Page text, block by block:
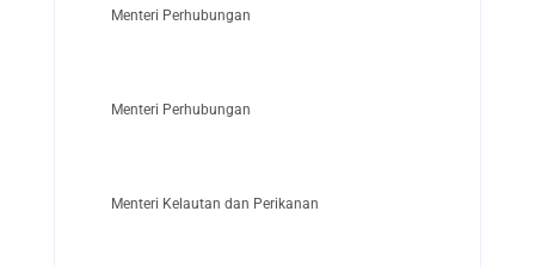
Menteri Perhubungan
Menteri Perhubungan
Menteri Kelautan dan Perikanan